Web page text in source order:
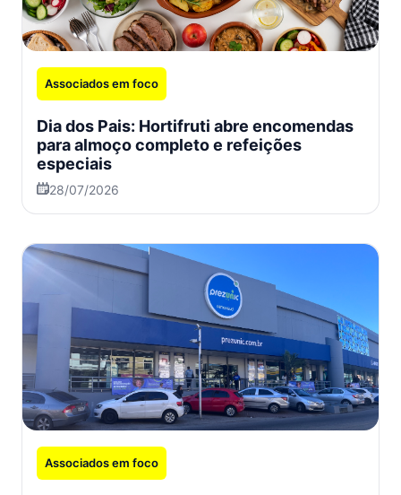
Associados em foco
Dia dos Pais: Hortifruti abre encomendas
para almoço completo e refeições
especiais
28/07/2026
Associados em foco